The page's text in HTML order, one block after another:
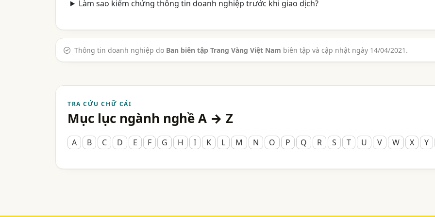
Làm sao kiểm chứng thông tin doanh nghiệp trước khi giao dịch?
Thông tin doanh nghiệp do Ban biên tập Trang Vàng Việt Nam biên tập và cập nhật ngày 14/04/2021.
TRA CỨU CHỮ CÁI
Mục lục ngành nghề A → Z
A B C D E F G H I K L M N O P Q R S T U V W X Y